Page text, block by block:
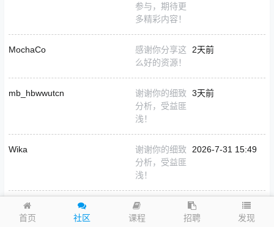
首页 社区 课程 招聘 发现
参与，期待更
多精彩内容！
MochaCo
感谢你分享这
么好的资源！
2天前
mb_hbwwutcn
谢谢你的细致
分析，受益匪
浅！
3天前
Wika
谢谢你的细致
分析，受益匪
浅！
2026-7-31 15:49
跟哥哥有糖 为你点赞！ 2026-7-27 03:47